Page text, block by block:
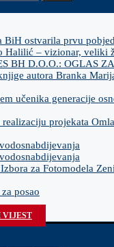
ostvarila prvu
Halilić – vizionar, veliki
BH D.O.O.: OGLAS
autora Branka
učenika generacije
projekata
za Fotomodela
posao
VIJEST